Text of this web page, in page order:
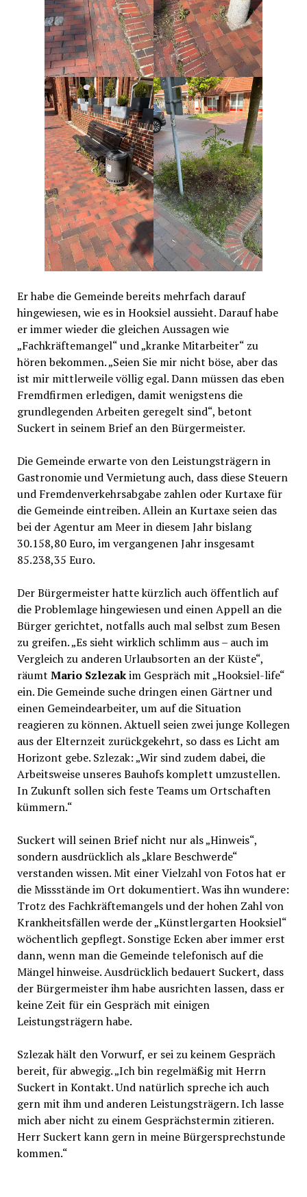
Er habe die Gemeinde bereits mehrfach darauf
hingewiesen, wie es in Hooksiel aussieht. Darauf habe
er immer wieder die gleichen Aussagen wie
„Fachkräftemangel“ und „kranke Mitarbeiter“ zu
hören bekommen. „Seien Sie mir nicht böse, aber das
ist mir mittlerweile völlig egal. Dann müssen das eben
Fremdfirmen erledigen, damit wenigstens die
grundlegenden Arbeiten geregelt sind“, betont
Suckert in seinem Brief an den Bürgermeister.
Die Gemeinde erwarte von den Leistungsträgern in
Gastronomie und Vermietung auch, dass diese Steuern
und Fremdenverkehrsabgabe zahlen oder Kurtaxe für
die Gemeinde eintreiben. Allein an Kurtaxe seien das
bei der Agentur am Meer in diesem Jahr bislang
30.158,80 Euro, im vergangenen Jahr insgesamt
85.238,35 Euro.
Der Bürgermeister hatte kürzlich auch öffentlich auf
die Problemlage hingewiesen und einen Appell an die
Bürger gerichtet, notfalls auch mal selbst zum Besen
zu greifen. „Es sieht wirklich schlimm aus – auch im
Vergleich zu anderen Urlaubsorten an der Küste“,
räumt Mario Szlezakim Gespräch mit „Hooksiel-life“
ein. Die Gemeinde suche dringen einen Gärtner und
einen Gemeindearbeiter, um auf die Situation
reagieren zu können. Aktuell seien zwei junge Kollegen
aus der Elternzeit zurückgekehrt, so dass es Licht am
Horizont gebe. Szlezak: „Wir sind zudem dabei, die
Arbeitsweise unseres Bauhofs komplett umzustellen.
In Zukunft sollen sich feste Teams um Ortschaften
kümmern.“
Suckert will seinen Brief nicht nur als „Hinweis“,
sondern ausdrücklich als „klare Beschwerde“
verstanden wissen. Mit einer Vielzahl von Fotos hat er
die Missstände im Ort dokumentiert. Was ihn wundere:
Trotz des Fachkräftemangels und der hohen Zahl von
Krankheitsfällen werde der „Künstlergarten Hooksiel“
wöchentlich gepflegt. Sonstige Ecken aber immer erst
dann, wenn man die Gemeinde telefonisch auf die
Mängel hinweise. Ausdrücklich bedauert Suckert, dass
der Bürgermeister ihm habe ausrichten lassen, dass er
keine Zeit für ein Gespräch mit einigen
Leistungsträgern habe.
Szlezak hält den Vorwurf, er sei zu keinem Gespräch
bereit, für abwegig. „Ich bin regelmäßig mit Herrn
Suckert in Kontakt. Und natürlich spreche ich auch
gern mit ihm und anderen Leistungsträgern. Ich lasse
mich aber nicht zu einem Gesprächstermin zitieren.
Herr Suckert kann gern in meine Bürgersprechstunde
kommen.“